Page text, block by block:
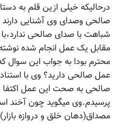
خیلی ازین قلم به دستان ما
وصدای وی آشنایی دارند و
با صدای صالحی ندارد،با آنهم
یک عمل انجام شده نوشته و
بودا به جواب این سوال که چه
دارید؟ وی با استناد به
به صحت این عمل اکتفا
میگوید چون آخند است.
خلق و دروازه بازار)اند.